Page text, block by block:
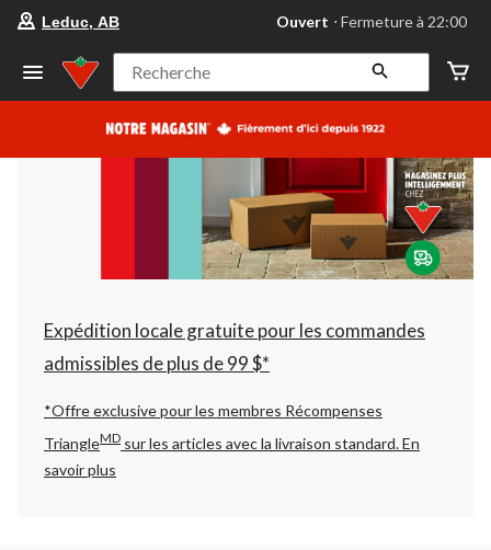
votre
préféré
Leduc,
AB,
courament
Fermeture
à
22:00
cliquer
pour
changer
Leduc, AB Ouvert ⋅ Fermeture à 22:00
Recherche
Expédition locale gratuite pour les commandes
admissibles de plus de 99 $*
*Offre exclusive pour les membres Récompenses
TriangleMD sur les articles avec la livraison standard.En
savoir plus